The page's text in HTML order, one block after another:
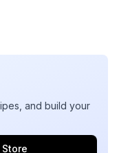
and build your